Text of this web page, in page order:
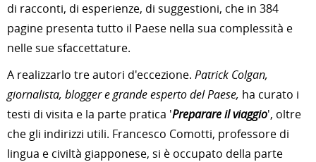
di racconti, di esperienze, di suggestioni, che in 384
pagine presenta tutto il Paese nella sua complessità e
nelle sue sfaccettature.
A realizzarlo tre autori d'eccezione. Patrick Colgan,
giornalista, blogger e grande esperto del Paese, ha curato i
testi di visita e la parte pratica 'Preparare il viaggio', oltre
che gli indirizzi utili. Francesco Comotti, professore di
lingua e civiltà giapponese, si è occupato della parte